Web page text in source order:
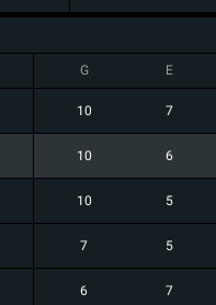
G E
10 7
10 6
10 5
7 5
6 7